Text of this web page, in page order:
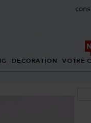
DECORATION VOTRE